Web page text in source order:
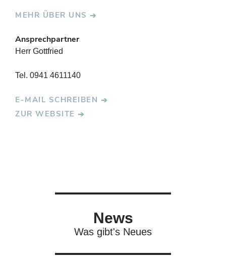
MEHR ÜBER UNS
Ansprechpartner
Herr Gottfried
Tel. 0941 4611140
E-MAIL SCHREIBEN
ZUR WEBSITE
News
Was gibt's Neues